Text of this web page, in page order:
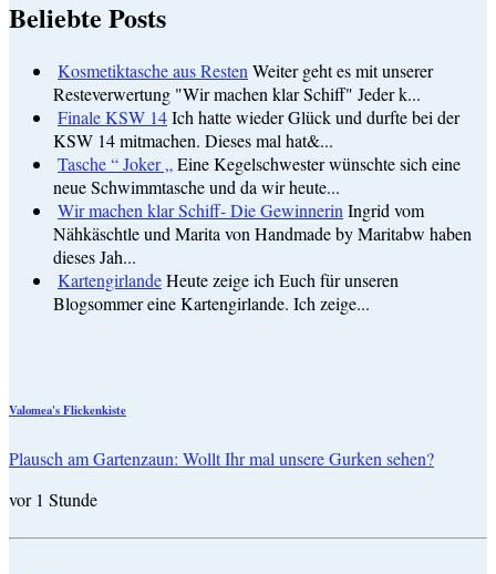
Beliebte Posts
Kosmetiktasche aus Resten Weiter geht es mit unserer
Resteverwertung "Wir machen klar Schiff" Jeder k...
Finale KSW 14Ich hatte wieder Glück und durfte bei der
KSW 14 mitmachen. Dieses mal hat&...
Tasche “ Joker „ Eine Kegelschwester wünschte sich eine
neue Schwimmtasche und da wir heute...
Wir machen klar Schiff- Die Gewinnerin Ingrid vom
Nähkäschtle und Marita von Handmade by Maritabw haben
dieses Jah...
KartengirlandeHeute zeige ich Euch für unseren
Blogsommer eine Kartengirlande. Ich zeige...
Valomea's Flickenkiste
Plausch am Gartenzaun: Wollt Ihr mal unsere Gurken sehen?
vor 1 Stunde